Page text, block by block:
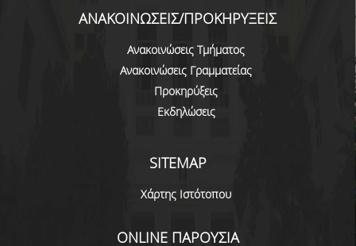
ΠΡΑΚΤΙΚΗ ΑΣΚΗΣΗ
ERASMUS+
ΜΕΤΑΠΤΥΧΙΑΚΕΣ
ΔΙΔΑΚΤΟΡΙΚΕΣ
ΒΙΒΛΙΟΘΗΚΗ
ΑΝΑΚΟΙΝΩΣΕΙΣ/ΠΡΟΚΗΡΥΞΕΙΣ
Ανακοινώσεις Τμήματος
Ανακοινώσεις Γραμματείας
Προκηρύξεις
Εκδηλώσεις
SITEMAP
Χάρτης Ιστότοπου
ONLINE ΠΑΡΟΥΣΙΑ